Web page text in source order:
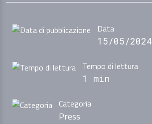
Data
15/05/2024
Tempo di lettura
1 min
Categoria
Press